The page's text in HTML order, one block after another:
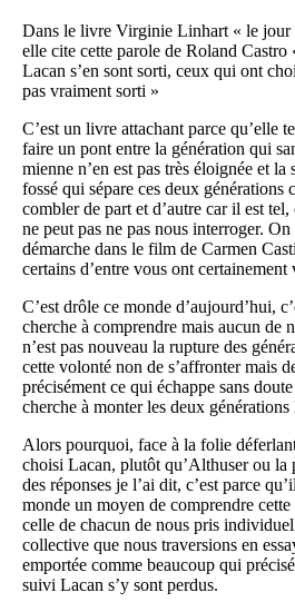
Dans le livre Virginie Linhart « le jour
elle cite cette parole de Roland
Lacan s’en sont sorti, ceux qui ont
pas vraiment sorti »
C’est un livre attachant parce qu’elle
faire un pont entre la génération qui
mienne n’en est pas très éloignée et la
fossé qui sépare ces deux générations
combler de part et d’autre car il est
ne peut pas ne pas nous interroger.
démarche dans le film de Carmen
certains d’entre vous ont certainement
C’est drôle ce monde d’aujourd’hui,
cherche à comprendre mais aucun de
n’est pas nouveau la rupture des
cette volonté non de s’affronter mais
précisément ce qui échappe sans
cherche à monter les deux générations
Alors pourquoi, face à la folie
choisi Lacan, plutôt qu’Althuser ou la
des réponses je l’ai dit, c’est parce
monde un moyen de comprendre
celle de chacun de nous pris
collective que nous traversions en
emportée comme beaucoup qui
suivi Lacan s’y sont perdus.